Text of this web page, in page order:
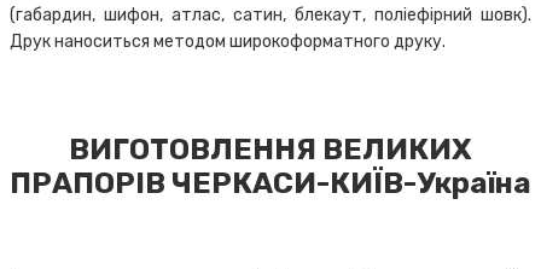
(габардин, шифон, атлас, сатин, блекаут, поліефірний шовк).
Друк наноситься методом широкоформатного друку.
ВИГОТОВЛЕННЯ ВЕЛИКИХ
ПРАПОРІВ ЧЕРКАСИ-КИЇВ-Україна